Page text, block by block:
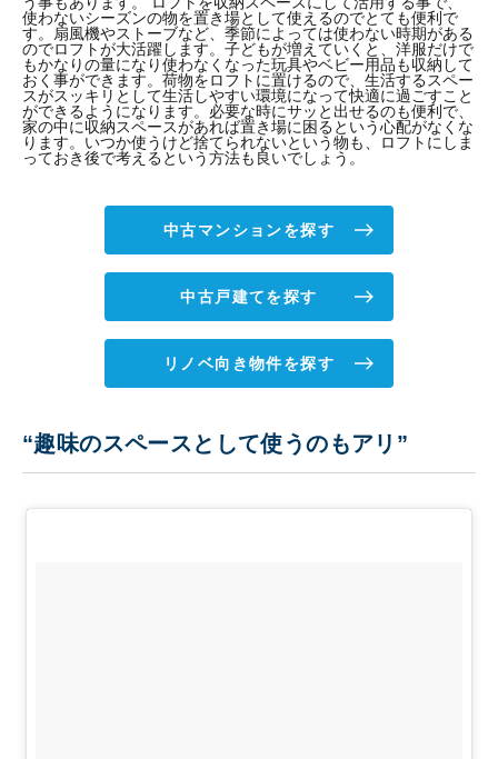
使わないシーズンの物を置き場として使えるのでとても便利で
す。扇風機やストーブなど、季節によっては使わない時期がある
のでロフトが大活躍します。子どもが増えていくと、洋服だけで
もかなりの量になり使わなくなった玩具やベビー用品も収納して
おく事ができます。荷物をロフトに置けるので、生活するスペー
スがスッキリとして生活しやすい環境になって快適に過ごすこと
ができるようになります。必要な時にサッと出せるのも便利で、
家の中に収納スペースがあれば置き場に困るという心配がなくな
ります。いつか使うけど捨てられないという物も、ロフトにしま
っておき後で考えるという方法も良いでしょう。
中古マンションを探す
中古戸建てを探す
リノベ向き物件を探す
“趣味のスペースとして使うのもアリ”